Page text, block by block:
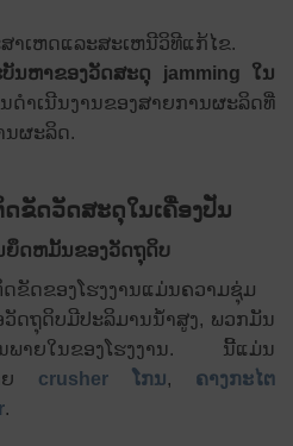
າເຫດແລະສະເຫນີວິທີແກ້ໄຂ.
ບັນຫາຂອງວັດສະດຸ jamming ໃນ
ດໍາເນີນງານຂອງສາຍການຜະລິດທີ່
ນຜະລິດ.
ຂັດວັດສະດຸໃນເຄື່ອງປັ່ນ
ຍຶດຫມັ້ນຂອງວັດຖຸດິບ
ຂັດຂອງໂຮງງານແມ່ນຄວາມຊຸ່ມ
ດຖຸດິບມີປະລິມານນ້ໍາສູງ, ພວກມັນ
ນພາຍໃນຂອງໂຮງງານ. ນີ້ແມ່ນ
ຍ crusher ໂກນ, ຄາງກະໄຕ
.